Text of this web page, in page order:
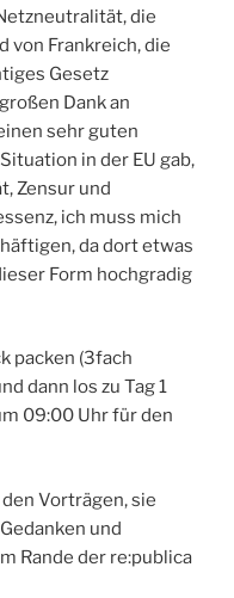
die
von Frankreich, die
Gesetz
Dank an
sehr guten
in der EU gab,
Zensur und
ich muss mich
da dort etwas
Form hochgradig
packen (3fach
dann los zu Tag 1
09:00 Uhr für den
Vorträgen, sie
und
Rande der re:publica